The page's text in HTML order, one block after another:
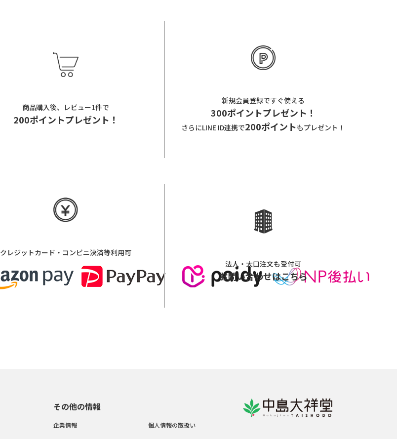
商品購入後、レビュー1件で
200ポイントプレゼント！
新規会員登録ですぐ使える
300ポイントプレゼント！
さらにLINE ID連携で200ポイントもプレゼント！
クレジットカード・コンビニ決済等利用可
法人・大口注文も受付可
お問い合わせはこちら
その他の情報
企業情報
個人情報の取扱い